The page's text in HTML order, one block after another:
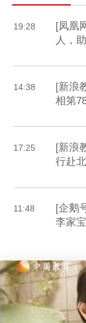
19:28
[凤凰
人，
14:38
[新浪
相第
17:25
[新浪
行赴
11:48
[企鹅
李家